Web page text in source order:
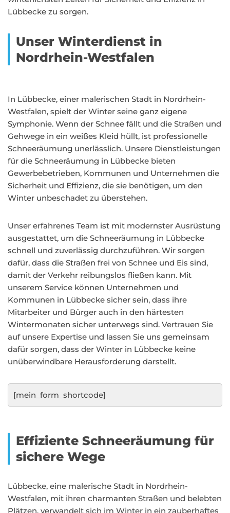
Lübbecke zu sorgen.
Unser Winterdienst in
Nordrhein-Westfalen
In Lübbecke, einer malerischen Stadt in Nordrhein-
Westfalen, spielt der Winter seine ganz eigene
Symphonie. Wenn der Schnee fällt und die Straßen und
Gehwege in ein weißes Kleid hüllt, ist professionelle
Schneeräumung unerlässlich. Unsere Dienstleistungen
für die Schneeräumung in Lübbecke bieten
Gewerbebetrieben, Kommunen und Unternehmen die
Sicherheit und Effizienz, die sie benötigen, um den
Winter unbeschadet zu überstehen.
Unser erfahrenes Team ist mit modernster Ausrüstung
ausgestattet, um die Schneeräumung in Lübbecke
schnell und zuverlässig durchzuführen. Wir sorgen
dafür, dass die Straßen frei von Schnee und Eis sind,
damit der Verkehr reibungslos fließen kann. Mit
unserem Service können Unternehmen und
Kommunen in Lübbecke sicher sein, dass ihre
Mitarbeiter und Bürger auch in den härtesten
Wintermonaten sicher unterwegs sind. Vertrauen Sie
auf unsere Expertise und lassen Sie uns gemeinsam
dafür sorgen, dass der Winter in Lübbecke keine
unüberwindbare Herausforderung darstellt.
[mein_form_shortcode]
Effiziente Schneeräumung für
sichere Wege
Lübbecke, eine malerische Stadt in Nordrhein-
Westfalen, mit ihren charmanten Straßen und belebten
Plätzen, verwandelt sich im Winter in ein zauberhaftes